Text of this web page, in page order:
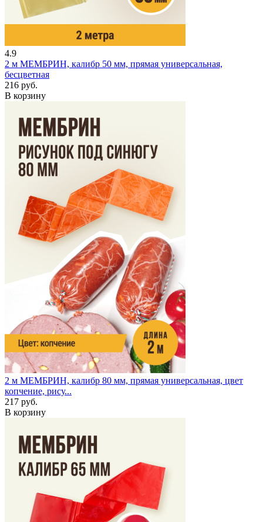
4.9
2 м МЕМБРИН, калибр 50 мм, прямая универсальная,
бесцветная
216 руб.
В корзину
2 м МЕМБРИН, калибр 80 мм, прямая универсальная, цвет
копчение, рису...
217 руб.
В корзину